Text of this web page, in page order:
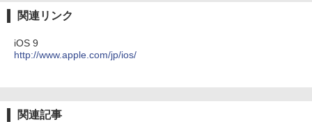
関連リンク
iOS 9
http://www.apple.com/jp/ios/
関連記事